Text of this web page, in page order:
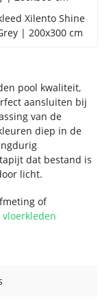
Xilento Shine
| 200x300 cm
pool kwaliteit,
aansluiten bij
van de
diep in de
dat bestand is
licht.
of
vloerkleden